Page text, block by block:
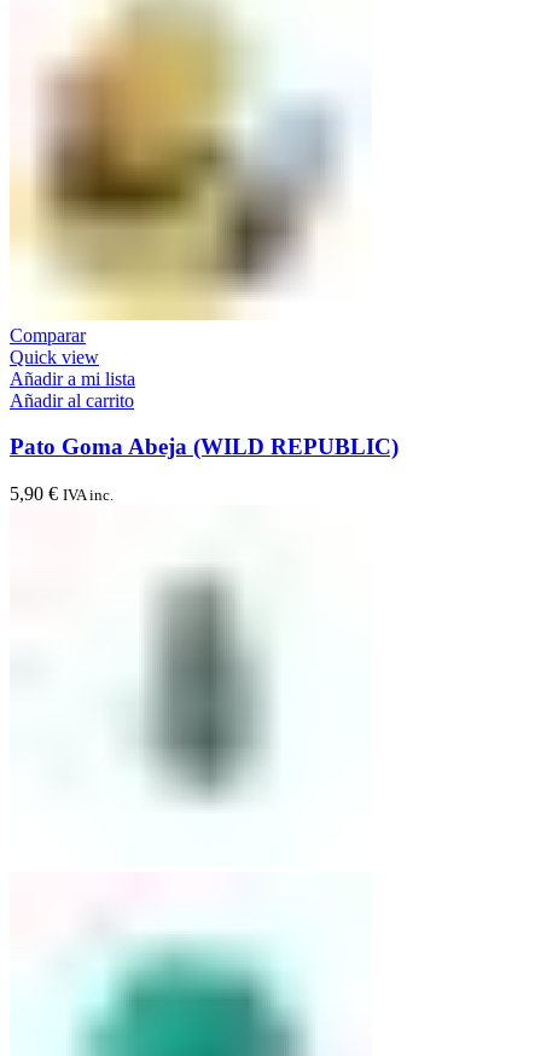
Comparar
Quick view
Añadir a mi lista
Añadir al carrito
Pato Goma Abeja (WILD REPUBLIC)
5,90 € IVA inc.